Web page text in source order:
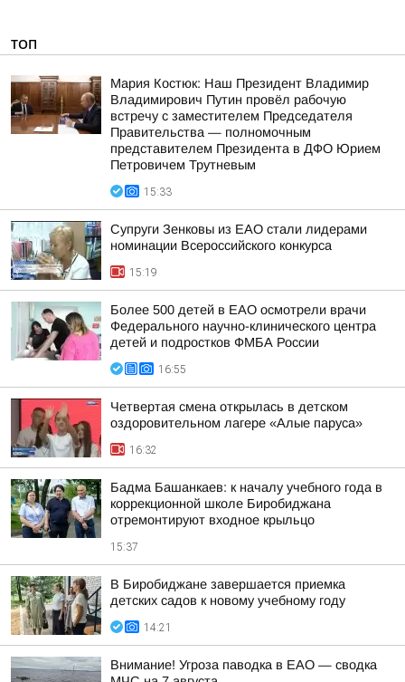
ТОП
Мария Костюк: Наш Президент Владимир
Владимирович Путин провёл рабочую
встречу с заместителем Председателя
Правительства — полномочным
представителем Президента в ДФО Юрием
Петровичем Трутневым
15:33
Супруги Зенковы из ЕАО стали лидерами
номинации Всероссийского конкурса
15:19
Более 500 детей в ЕАО осмотрели врачи
Федерального научно-клинического центра
детей и подростков ФМБА России
16:55
Четвертая смена открылась в детском
оздоровительном лагере «Алые паруса»
16:32
Бадма Башанкаев: к началу учебного года в
коррекционной школе Биробиджана
отремонтируют входное крыльцо
15:37
В Биробиджане завершается приемка
детских садов к новому учебному году
14:21
Внимание! Угроза паводка в ЕАО — сводка